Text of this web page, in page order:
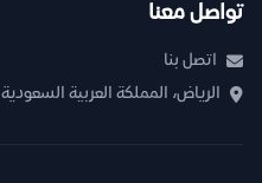
تواصل معنا
اتصل بنا
الرياض، المملكة العربية السعودية